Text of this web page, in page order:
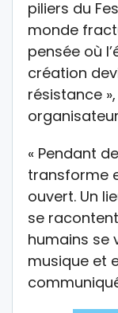
piliers du
monde
pensée où
création
résistance
« Pendant
transforme
ouvert. Un
se
humains se
musique et